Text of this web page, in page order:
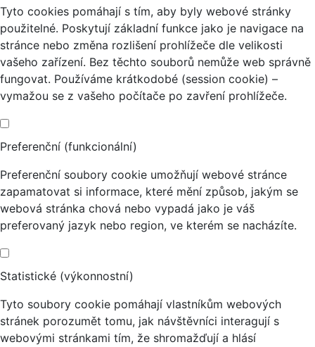
Tyto cookies pomáhají s tím, aby byly webové stránky
použitelné. Poskytují základní funkce jako je navigace na
stránce nebo změna rozlišení prohlížeče dle velikosti
vašeho zařízení. Bez těchto souborů nemůže web správně
fungovat. Používáme krátkodobé (session cookie) –
vymažou se z vašeho počítače po zavření prohlížeče.
Preferenční (funkcionální)
Preferenční soubory cookie umožňují webové stránce
zapamatovat si informace, které mění způsob, jakým se
webová stránka chová nebo vypadá jako je váš
preferovaný jazyk nebo region, ve kterém se nacházíte.
Statistické (výkonnostní)
Tyto soubory cookie pomáhají vlastníkům webových
stránek porozumět tomu, jak návštěvníci interagují s
webovými stránkami tím, že shromažďují a hlásí